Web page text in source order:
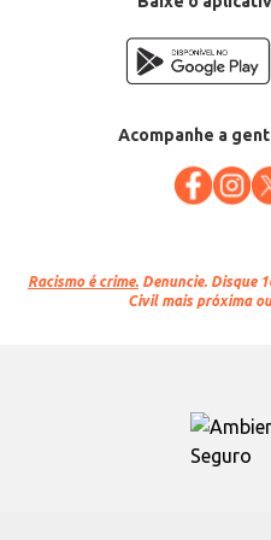
Acompanhe a
Racismo é crime. Denuncie. Disque
Civil mais próxima